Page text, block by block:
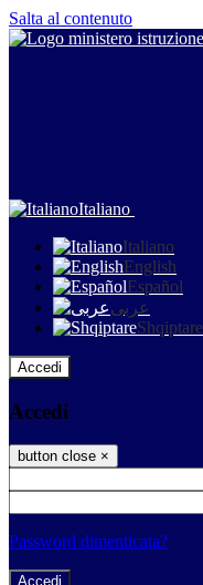
Salta al contenuto
Italiano
Italiano
English
Español
عربى
Shqiptare
Accedi
Accedi
button close ×
Password dimenticata?